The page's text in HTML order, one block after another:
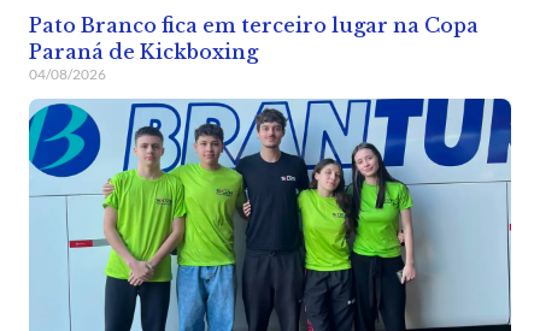
Pato Branco fica em terceiro lugar na Copa
Paraná de Kickboxing
04/08/2026